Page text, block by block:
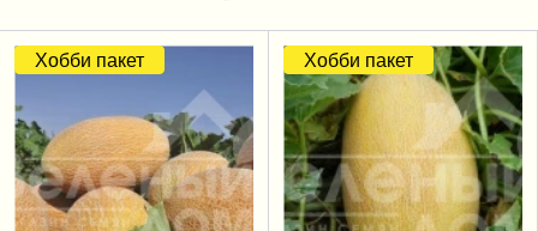
Хобби пакет Хобби пакет